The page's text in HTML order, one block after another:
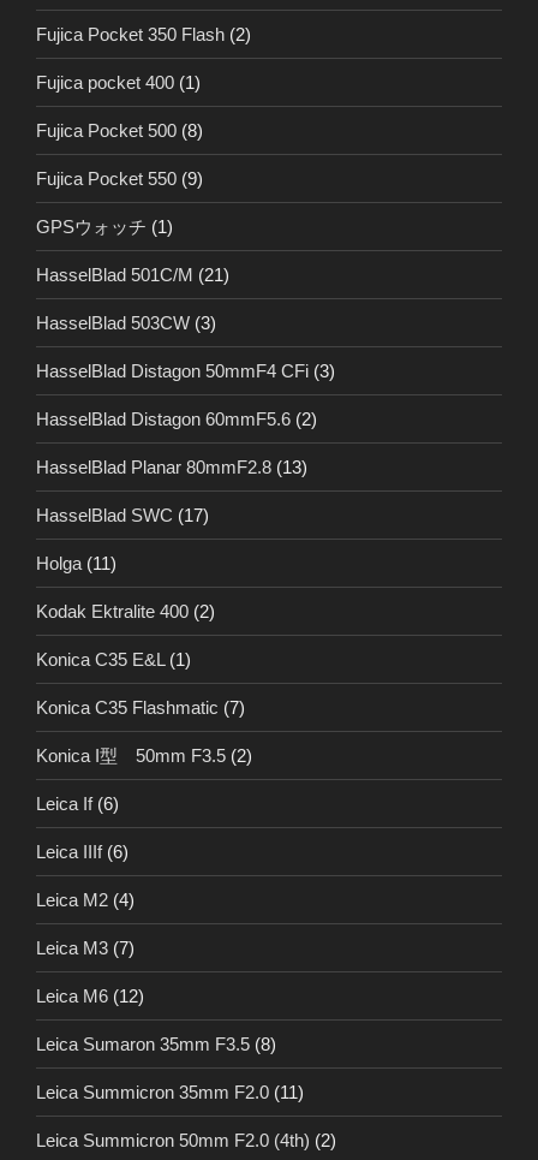
Fujica Pocket 350 Flash (2)
Fujica pocket 400 (1)
Fujica Pocket 500 (8)
Fujica Pocket 550 (9)
GPSウォッチ (1)
HasselBlad 501C/M (21)
HasselBlad 503CW (3)
HasselBlad Distagon 50mmF4 CFi (3)
HasselBlad Distagon 60mmF5.6 (2)
HasselBlad Planar 80mmF2.8 (13)
HasselBlad SWC (17)
Holga (11)
Kodak Ektralite 400 (2)
Konica C35 E&L (1)
Konica C35 Flashmatic (7)
Konica I型 50mm F3.5 (2)
Leica If(6)
Leica IIIf(6)
Leica M2 (4)
Leica M3 (7)
Leica M6 (12)
Leica Sumaron 35mm F3.5 (8)
Leica Summicron 35mm F2.0 (11)
Leica Summicron 50mm F2.0 (4th) (2)